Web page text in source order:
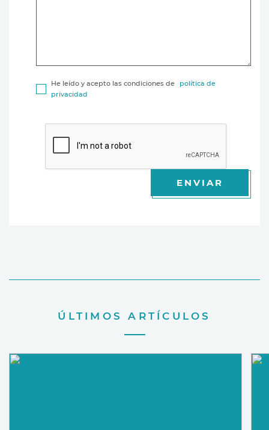
He leído y acepto las condiciones de
política de
privacidad
ENVIAR
ÚLTIMOS ARTÍCULOS